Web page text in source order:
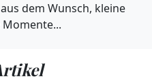
dem Wunsch, kleine